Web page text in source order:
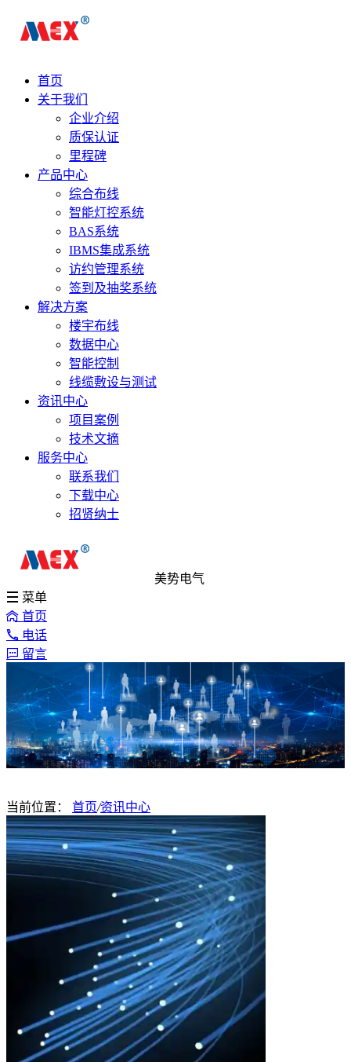
首页
关于我们
企业介绍
质保认证
里程碑
产品中心
综合布线
智能灯控系统
BAS系统
IBMS集成系统
访约管理系统
签到及抽奖系统
解决方案
楼宇布线
数据中心
智能控制
线缆敷设与测试
资讯中心
项目案例
技术文摘
服务中心
联系我们
下载中心
招贤纳士
美势电气
菜单
首页
电话
留言
当前位置： 首页/资讯中心